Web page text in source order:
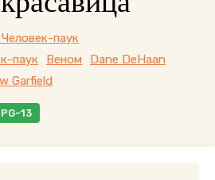
паук
паук
Веном
Dane DeHaan
Garfield
PG-13